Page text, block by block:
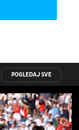
POGLEDAJ SVE